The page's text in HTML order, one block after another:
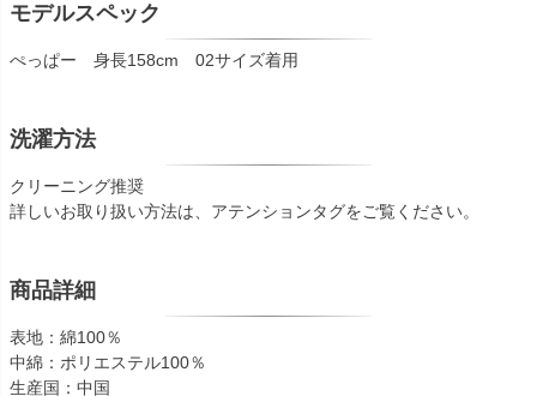
モデルスペック
ぺっぱー 身長158cm 02サイズ着用
洗濯方法
クリーニング推奨
詳しいお取り扱い方法は、アテンションタグをご覧ください。
商品詳細
表地：綿100％
中綿：ポリエステル100％
生産国：中国